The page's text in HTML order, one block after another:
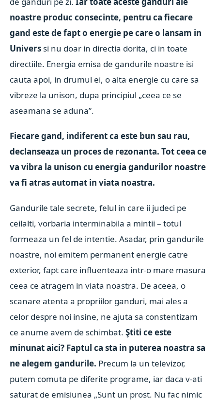
noastre produc consecinte, pentru ca fiecare
gand este de fapt o energie pe care o lansam in
Univers si nu doar in directia dorita, ci in toate
directiile. Energia emisa de gandurile noastre isi
cauta apoi, in drumul ei, o alta energie cu care sa
vibreze la unison, dupa principiul „ceea ce se
aseamana se aduna”.
Fiecare gand, indiferent ca este bun sau rau,
declanseaza un proces de rezonanta. Tot ceea ce
va vibra la unison cu energia gandurilor noastre
va fi atras automat in viata noastra.
Gandurile tale secrete, felul in care ii judeci pe
ceilalti, vorbaria interminabila a mintii – totul
formeaza un fel de intentie. Asadar, prin gandurile
noastre, noi emitem permanent energie catre
exterior, fapt care influenteaza intr-o mare masura
ceea ce atragem in viata noastra. De aceea, o
scanare atenta a propriilor ganduri, mai ales a
celor despre noi insine, ne ajuta sa constentizam
ce anume avem de schimbat.Ştiti ce este
minunat aici? Faptul ca sta in puterea noastra sa
ne alegem gandurile. Precum la un televizor,
putem comuta pe diferite programe, iar daca v-ati
saturat de emisiunea „Sunt un prost. Nu fac nimic